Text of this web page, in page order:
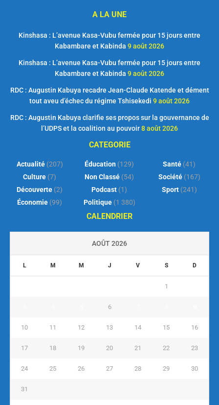
A LA UNE
Kinshasa : L’avenue Kasa-Vubu fermée pour 15 jours entre
Kabambare et Kabinda 9 août 2026
Kinshasa : L’avenue Kasa-Vubu fermée pour 15 jours entre
Kabambare et Kabinda 9 août 2026
RDC : Augustin Kabuya recadre Jean-Claude Katende et dément
tout aveu d’échec du régime Tshisekedi 9 août 2026
RDC : Augustin Kabuya clarifie ses propos sur la gouvernance de
l’UDPS et la coalition au pouvoir8 août 2026
CATEGORIE
Actualité(207)
Culture (7)
Découverte (2)
Économie (99)
Éducation (129)
Non Classé (54)
Podcast (1)
Politique(1 380)
Santé (41)
Société(167)
Sport(241)
CALENDRIER
AOÛT 2026
L M M J V S D
1
6
10 11 12 13 14 15 16
17 18 19 20 21 22 23
24 25 26 27 28 29 30
31